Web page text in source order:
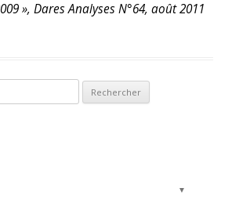
», Dares Analyses N°64, août 2011
▼